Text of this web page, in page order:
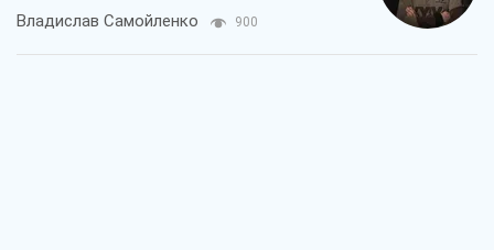
Владислав Самойленко 900